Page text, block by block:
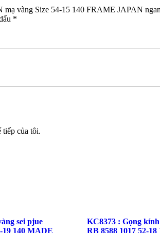
vàng Size 54-15 140 FRAME JAPAN
*
tiếp của tôi.
sei pjue
19 140 MADE
KC8373 : Gọng
RB 8588 1017 52-